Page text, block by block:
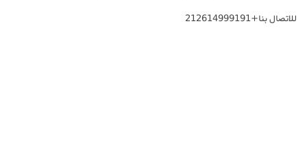
للاتصال بنا+212614999191